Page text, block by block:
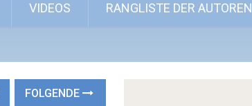
VIDEOS RANGLISTE DER AUTOREN
FOLGENDE